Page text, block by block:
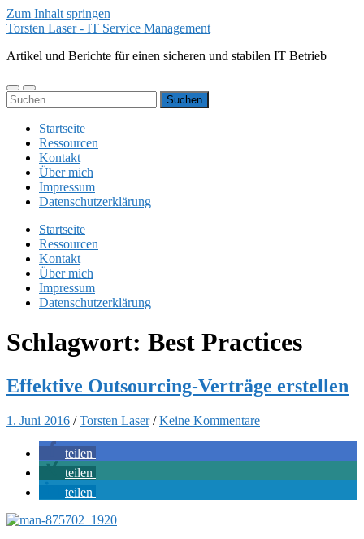
Zum Inhalt springen
Torsten Laser - IT Service Management
Artikel und Berichte für einen sicheren und stabilen IT Betrieb
Mobile-
Menü
Suchfeld
ein-/ausblenden
Suchen
nach:
Startseite
Ressourcen
Kontakt
Über mich
Impressum
Datenschutzerklärung
Startseite
Ressourcen
Kontakt
Über mich
Impressum
Datenschutzerklärung
Schlagwort: Best Practices
Effektive Outsourcing-Verträge erstellen
1. Juni 2016 /Torsten Laser /Keine Kommentare
teilen
teilen
teilen